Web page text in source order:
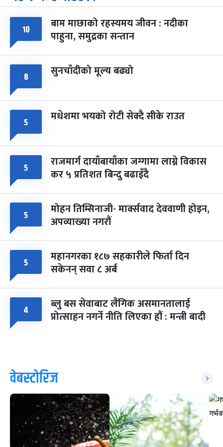
८ फागुपूर्णिमा
चैत्र ८, २०८३-Mar 22, 2027
७ महिना बाँकी
१० बाम माछाको रहस्यमय जीवन : नदीका
पाहुना, समुद्रका सन्तान
८ सुनचाँदीको मूल्य बढ्यो
५ मधेशमा भयको रोटी सेक्दै सीके राउत
५ राजमार्ग दायाँबायाँका जग्गामा लाग्ने विकास
कर ५ प्रतिशत बिन्दु बढाइँदै
५ मोहन तिम्सिनाजी- मार्क्सवाद देववाणी होइन,
अपव्याख्या नगरौं
५ महानगरका १८७ सहकारीले फिर्ता दिन
सकेनन् सवा ८ अर्ब
४ ब्लु बस सेवाबाट लैंगिक असमानतालाई
प्रोत्साहन नगर्ने नीति लिएका हौं : मन्त्री बादी
वेबस्टोरिज